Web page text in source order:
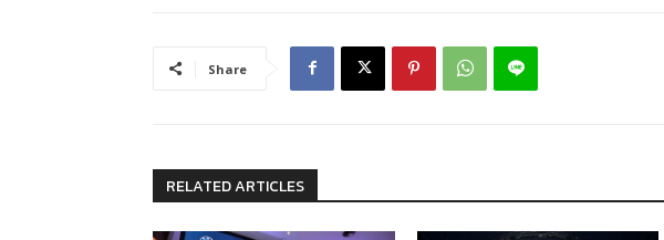
Share
RELATED ARTICLES